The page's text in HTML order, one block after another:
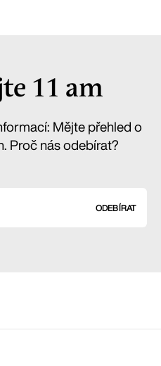
11 am
Mějte přehled o
Proč nás odebírat?
ODEBÍRAT